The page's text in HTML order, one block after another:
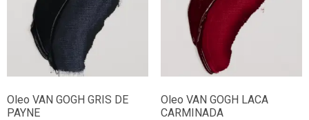
Oleo VAN GOGH GRIS DE
PAYNE
Oleo VAN GOGH LACA
CARMINADA